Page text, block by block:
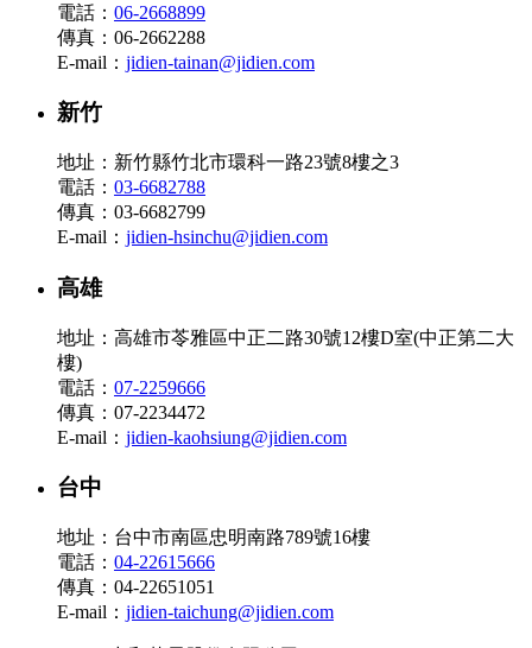
電話： 06-2668899
傳真：06-2662288
E-mail： jidien-tainan@jidien.com
新竹
地址：新竹縣竹北市環科一路23號8樓之3
電話： 03-6682788
傳真：03-6682799
E-mail： jidien-hsinchu@jidien.com
高雄
地址：高雄市苓雅區中正二路30號12樓D室(中正第二大
樓)
電話： 07-2259666
傳真：07-2234472
E-mail： jidien-kaohsiung@jidien.com
台中
地址：台中市南區忠明南路789號16樓
電話： 04-22615666
傳真：04-22651051
E-mail： jidien-taichung@jidien.com